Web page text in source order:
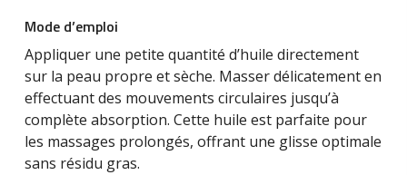
Mode d’emploi
Appliquer une petite quantité d’huile directement
sur la peau propre et sèche. Masser délicatement en
effectuant des mouvements circulaires jusqu’à
complète absorption. Cette huile est parfaite pour
les massages prolongés, offrant une glisse optimale
sans résidu gras.